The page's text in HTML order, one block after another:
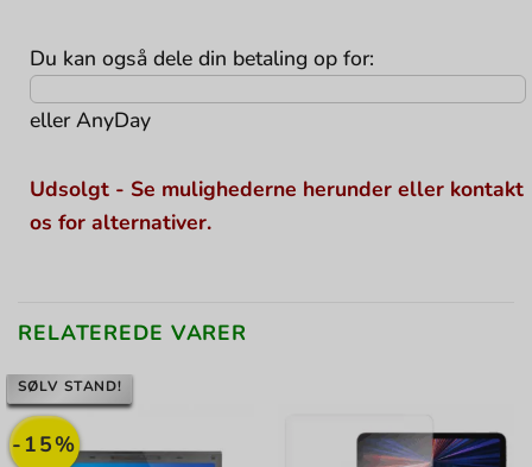
Du kan også dele din betaling op for:
ellerAnyDay
Udsolgt - Se mulighederne herunder eller kontakt
os for alternativer.
RELATEREDE VARER
-15%
SØLV STAND!